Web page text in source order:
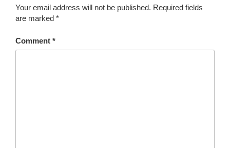
Your email address will not be published. Required fields
are marked *
Comment *